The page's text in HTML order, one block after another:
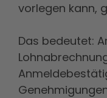
vorlegen kann,
Das bedeutet: